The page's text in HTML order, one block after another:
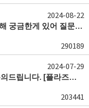
RF플라즈마에서 quasineutral에 대해 궁금한게 있어 질문글 올립니다.[quasineutral]
290189
2024-08-22
챔버의 Plasma density 확인방법 문의드립니다. [플라즈마 모니터링, OES, LP]
203441
2024-07-29